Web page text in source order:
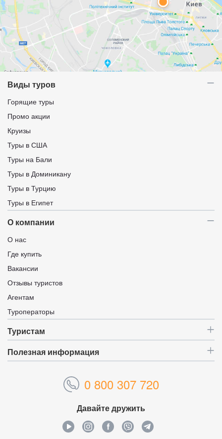
Виды туров
Горящие туры
Промо акции
Круизы
Туры в США
Туры на Бали
Туры в Доминикану
Туры в Турцию
Туры в Египет
О компании
О нас
Где купить
Вакансии
Отзывы туристов
Агентам
Туроператоры
Туристам
Полезная информация
0 800 307 720
Давайте дружить